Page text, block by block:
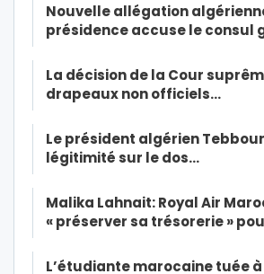
Nouvelle allégation
présidence accuse le consul
La décision de la Cour
drapeaux non officiels…
Le président algérien
légitimité sur le dos…
Malika Lahnait: Royal Air
« préserver sa trésorerie »
L’étudiante marocaine tuée